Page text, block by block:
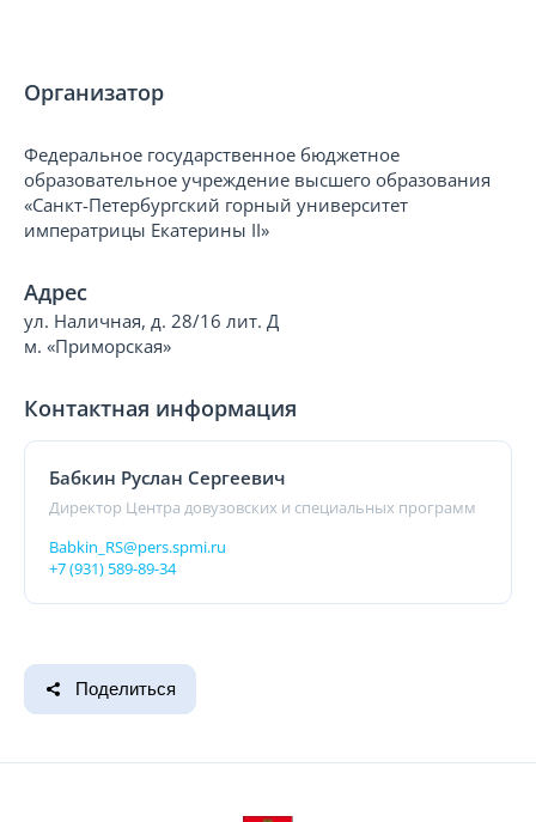
Организатор
Федеральное государственное бюджетное
образовательное учреждение высшего образования
«Санкт-Петербургский горный университет
императрицы Екатерины II»
Адрес
ул. Наличная, д. 28/16 лит. Д
м. «Приморская»
Контактная информация
Бабкин Руслан Сергеевич
Директор Центра довузовских и специальных программ
Babkin_RS@pers.spmi.ru
+7 (931) 589-89-34
Поделиться